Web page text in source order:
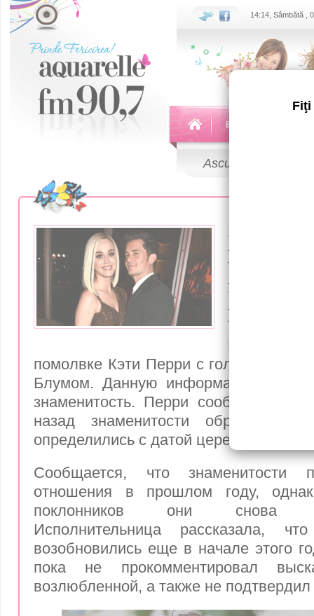
Fiţi
14:14, Sâmbătă ,
Echipa
Ascultă
25 Aprilie 2018
Кэти
Блумом
помолвке Кэти Перри с
Блумом. Данную информацию им
знаменитость. Перри сообщила, что
назад знаменитости
определились с датой церемонии.
Сообщается, что знаменитости
отношения в прошлом году,
поклонников они снова
Исполнительница рассказала,
возобновились еще в начале этого
пока не прокомментировал
возлюбленной, а также не